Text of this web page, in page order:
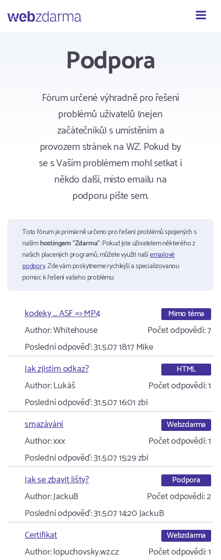
Podpora
Fórum určené výhradně pro řešení
problémů uživatelů (nejen
začátečníků) s umístěním a
provozem stránek na WZ. Pokud by
se s Vaším problémem mohl setkat i
někdo další, místo emailu na
podporu pište sem.
Toto fórum je primárně určeno pro řešení problémů spojených s
našímhostingem "Zdarma". Pokud jste uživatelem některého z
našich placených programů, můžete využít našíemailové
podpory. Zde vám poskytneme rychlejší a specializovanou
pomoc k řešení vašeho problému.
kodeky ... ASF => MP4 Mimo téma
Author:Whitehouse Počet odpovědí:7
Poslední odpověď:31.5.07 18:17Mike
Jak zjistím odkaz?
HTML
Author:Lukáš Počet odpovědí:1
Poslední odpověď:31.5.07 16:01zbi
smazávání
Webzdarma
Author:xxx Počet odpovědí:1
Poslední odpověď:31.5.07 15:29zbi
Jak se zbavit lišty?
Podpora
Author:JackuB Počet odpovědí:2
Poslední odpověď:31.5.07 14:20JackuB
Certifikat
Webzdarma
Author:lopuchovsky.wz.cz Počet odpovědí:1